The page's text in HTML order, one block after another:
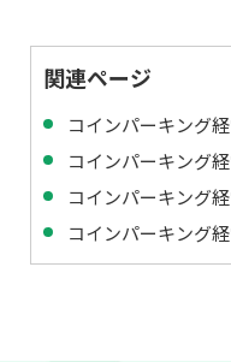
関連ページ
コインパーキング
コインパーキング
コインパーキング
コインパーキング